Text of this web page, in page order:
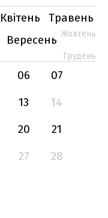
Квітень
Травень
Вересень Жовтень
Грудень
06
07
13
14
20
21
27
28